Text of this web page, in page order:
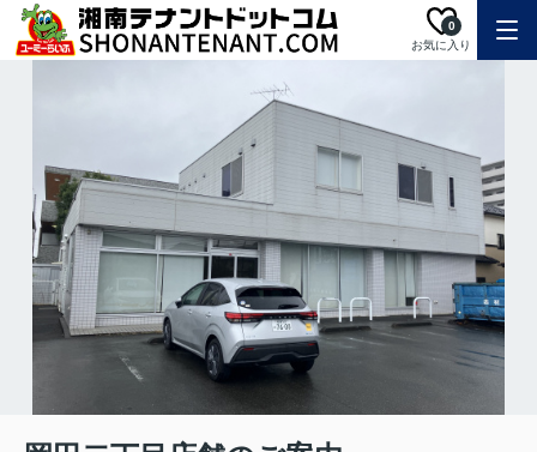
お気に入り
0